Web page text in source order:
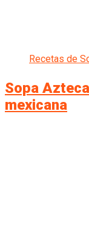
Recetas de
Sopa
mexicana